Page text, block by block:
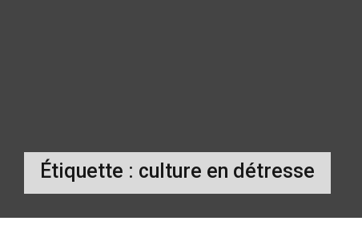
Étiquette : culture en détresse